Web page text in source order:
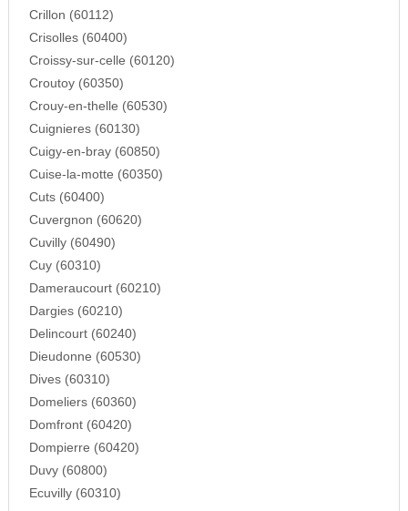
Crillon (60112)
Crisolles (60400)
Croissy-sur-celle (60120)
Croutoy (60350)
Crouy-en-thelle (60530)
Cuignieres (60130)
Cuigy-en-bray (60850)
Cuise-la-motte (60350)
Cuts (60400)
Cuvergnon (60620)
Cuvilly (60490)
Cuy (60310)
Dameraucourt (60210)
Dargies (60210)
Delincourt (60240)
Dieudonne (60530)
Dives (60310)
Domeliers (60360)
Domfront (60420)
Dompierre (60420)
Duvy (60800)
Ecuvilly (60310)